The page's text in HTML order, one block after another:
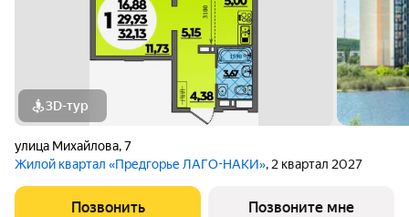
3D-тур
улица Михайлова,7
Жилой квартал «Предгорье ЛАГО-НАКИ», 2 квартал 2027
Позвонить Позвоните мне